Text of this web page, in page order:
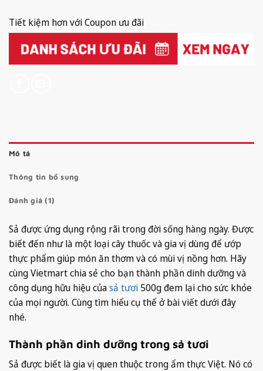
Tiết kiệm hơn với Coupon ưu đãi
Mô tả
Thông tin bổ sung
Đánh giá (1)
Sả được ứng dụng rộng rãi trong đời sống hàng ngày. Được
biết đến như là một loại cây thuốc và gia vị dùng để ướp
thực phẩm giúp món ăn thơm và có mùi vị nồng hơn. Hãy
cùng Vietmart chia sẻ cho bạn thành phần dinh dưỡng và
công dụng hữu hiệu củasả tươi 500g đem lại cho sức khỏe
của mọi người. Cùng tìm hiểu cụ thể ở bài viết dưới đây
nhé.
Thành phần dinh dưỡng trong sả tươi
Sả được biết là gia vị quen thuộc trong ẩm thực Việt. Nó có